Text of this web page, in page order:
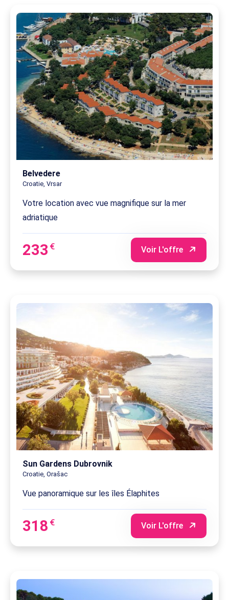
Belvedere
Croatie, Vrsar
Votre location avec vue magnifique sur la mer
adriatique
233 € Voir L'offre
Sun Gardens Dubrovnik
Croatie, Orašac
Vue panoramique sur les îles Élaphites
318 € Voir L'offre